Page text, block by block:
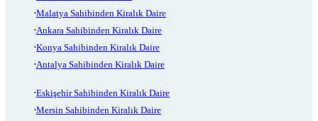
Malatya Sahibinden Kiralık Daire
Ankara Sahibinden Kiralık Daire
Konya Sahibinden Kiralık Daire
Antalya Sahibinden Kiralık Daire
Eskişehir Sahibinden Kiralık Daire
Mersin Sahibinden Kiralık Daire